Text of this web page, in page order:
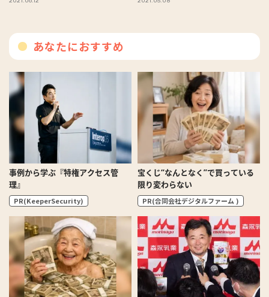
あなたにおすすめ
事例から学ぶ『特権アクセス管
理』
PR(KeeperSecurity)
宝くじ“なんとなく”で買っている
限り変わらない
PR(合同会社デジタルファーム )